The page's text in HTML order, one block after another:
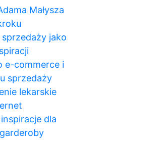
Małysza
sprzedaży jako
e-commerce i
sprzedaży
lekarskie
dla